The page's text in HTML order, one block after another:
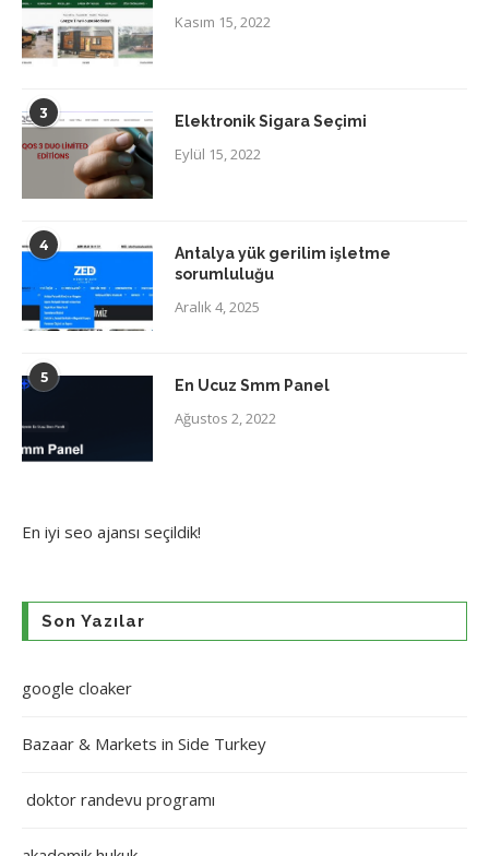
Kasım 15, 2022
3 Elektronik Sigara Seçimi
Eylül 15, 2022
4
Antalya yük gerilim işletme
sorumluluğu
Aralık 4, 2025
5 En Ucuz Smm Panel
Ağustos 2, 2022
En iyi seo ajansı seçildik!
Son Yazılar
google cloaker
Bazaar & Markets in Side Turkey
doktor randevu programı